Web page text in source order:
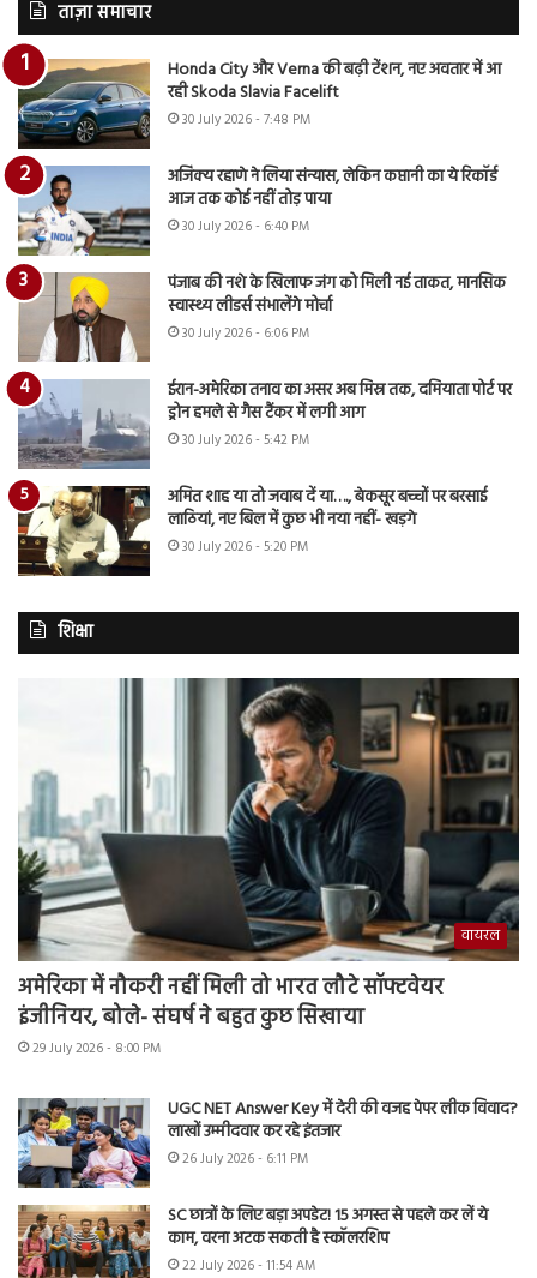
ताज़ा समाचार
Honda City और Verna की बढ़ी टेंशन, नए अवतार में आ
रही Skoda Slavia Facelift
30 July 2026 - 7:48 PM
अजिंक्य रहाणे ने लिया संन्यास, लेकिन कप्तानी का ये रिकॉर्ड
आज तक कोई नहीं तोड़ पाया
30 July 2026 - 6:40 PM
पंजाब की नशे के खिलाफ जंग को मिली नई ताकत, मानसिक
स्वास्थ्य लीडर्स संभालेंगे मोर्चा
30 July 2026 - 6:06 PM
ईरान-अमेरिका तनाव का असर अब मिस्र तक, दमियाता पोर्ट पर
ड्रोन हमले से गैस टैंकर में लगी आग
30 July 2026 - 5:42 PM
अमित शाह या तो जवाब दें या…., बेकसूर बच्चों पर बरसाई
लाठियां, नए बिल में कुछ भी नया नहीं- खड़गे
30 July 2026 - 5:20 PM
शिक्षा
वायरल
अमेरिका में नौकरी नहीं मिली तो भारत लौटे सॉफ्टवेयर
इंजीनियर, बोले- संघर्ष ने बहुत कुछ सिखाया
29 July 2026 - 8:00 PM
UGC NET Answer Key में देरी की वजह पेपर लीक विवाद?
लाखों उम्मीदवार कर रहे इंतजार
26 July 2026 - 6:11 PM
SC छात्रों के लिए बड़ा अपडेट! 15 अगस्त से पहले कर लें ये
काम, वरना अटक सकती है स्कॉलरशिप
22 July 2026 - 11:54 AM